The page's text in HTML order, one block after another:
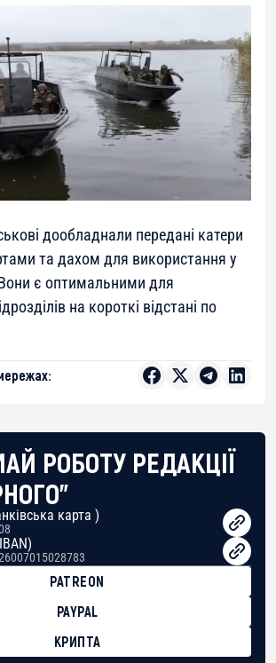
дообладнали передані катери
та дахом для використання у
є оптимальними для
на короткі відстані по
РОБОТУ РЕДАКЦІЇ
карта )
PATREON
PAYPAL
КРИПТА